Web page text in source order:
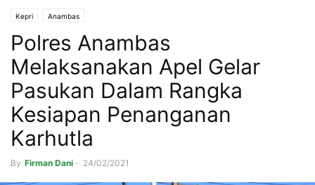
Kepri Anambas
Polres Anambas
Melaksanakan Apel Gelar
Pasukan Dalam Rangka
Kesiapan Penanganan
Karhutla
By Firman Dani - 24/02/2021